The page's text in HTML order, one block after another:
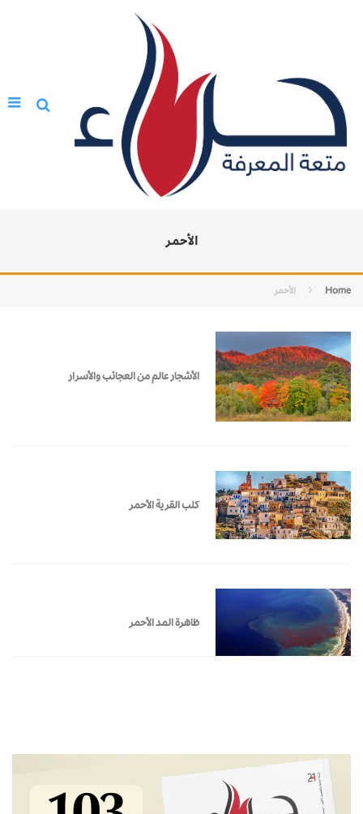
الأحمر
Home الأحمر
الأشجار عالم من العجائب والأسرار
كلب القرية الأحمر
ظاهرة المد الأحمر